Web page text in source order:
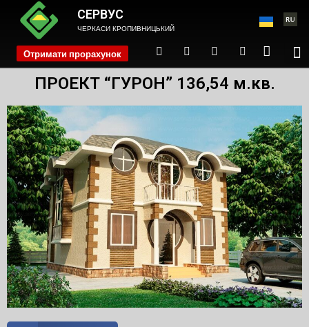
СЕРВУС
ЧЕРКАСИ КРОПИВНИЦЬКИЙ
Отримати прорахунок phone
ПРОЕКТ “ГУРОН” 136,54 м.кв.